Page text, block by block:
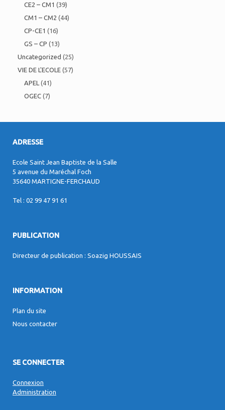
CE2 – CM1 (39)
CM1 – CM2 (44)
CP-CE1 (16)
GS – CP (13)
Uncategorized (25)
VIE DE L'ECOLE (57)
APEL (41)
OGEC (7)
ADRESSE
Ecole Saint Jean Baptiste de la Salle
5 avenue du Maréchal Foch
35640 MARTIGNE-FERCHAUD
Tel : 02 99 47 91 61
PUBLICATION
Directeur de publication : Soazig HOUSSAIS
INFORMATION
Plan du site
Nous contacter
SE CONNECTER
Connexion
Administration